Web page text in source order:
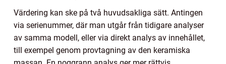
Värdering kan ske på två huvudsakliga sätt. Antingen
via serienummer, där man utgår från tidigare analyser
av samma modell, eller via direkt analys av innehållet,
till exempel genom provtagning av den keramiska